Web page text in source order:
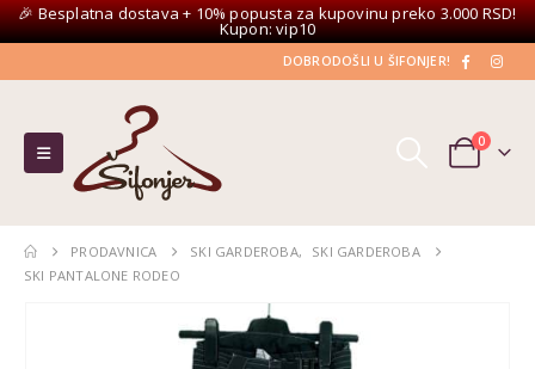
🎉 Besplatna dostava + 10% popusta za kupovinu preko 3.000 RSD!
Kupon: vip10
DOBRODOŠLI U ŠIFONJER!
0
PRODAVNICA SKI GARDEROBA,
SKI GARDEROBA
SKI PANTALONE RODEO